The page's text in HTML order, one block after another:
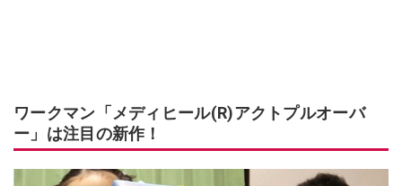
ワークマン「メディヒール(R)アクトプルオーバ
ー」は注目の新作！